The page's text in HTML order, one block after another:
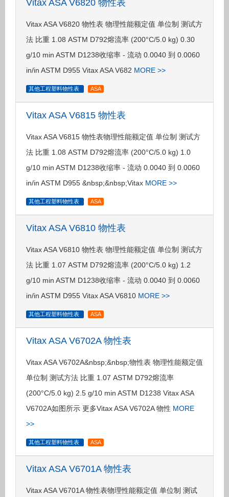
Vitax ASA V6820 物性表
Vitax ASA V6820 物性表 物理性能额定值 单位制 测试方
法 比重 1.08 ASTM D792熔流率 (200°C/5.0 kg) 0.30
g/10 min ASTM D1238收缩率 - 流动 0.0040 到 0.0060
in/in ASTM D955 Vitax ASA V682 MORE >>
其他工程塑料物性表 ASA
Vitax ASA V6815 物性表
Vitax ASA V6815 物性表物理性能额定值 单位制 测试方
法 比重 1.08 ASTM D792熔流率 (200°C/5.0 kg) 1.0
g/10 min ASTM D1238收缩率 - 流动 0.0040 到 0.0060
in/in ASTM D955 &nbsp;&nbsp;Vitax MORE >>
其他工程塑料物性表 ASA
Vitax ASA V6810 物性表
Vitax ASA V6810 物性表 物理性能额定值 单位制 测试方
法 比重 1.07 ASTM D792熔流率 (200°C/5.0 kg) 1.2
g/10 min ASTM D1238收缩率 - 流动 0.0040 到 0.0060
in/in ASTM D955 Vitax ASA V6810 MORE >>
其他工程塑料物性表 ASA
Vitax ASA V6702A 物性表
Vitax ASA V6702A&nbsp;&nbsp;物性表 物理性能额定值
单位制 测试方法 比重 1.07 ASTM D792熔流率
(200°C/5.0 kg) 2.5 g/10 min ASTM D1238 Vitax ASA
V6702A如图所示 更多Vitax ASA V6702A 物性 MORE
>>
其他工程塑料物性表 ASA
Vitax ASA V6701A 物性表
Vitax ASA V6701A 物性表物理性能额定值 单位制 测试